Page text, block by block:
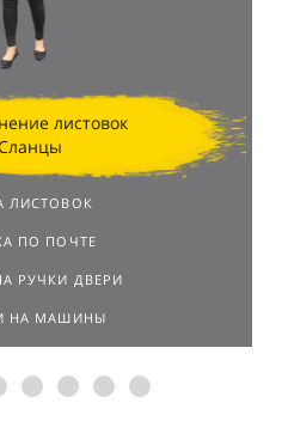
листовок
ЛИСТОВОК
ПО ПОЧТЕ
РУЧКИ ДВЕРИ
НА МАШИНЫ